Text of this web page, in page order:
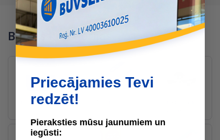
Blakus kategorijas
Cements, betons
Priecājamies Tevi
redzēt!
Pieraksties mūsu jaunumiem un
iegūsti: